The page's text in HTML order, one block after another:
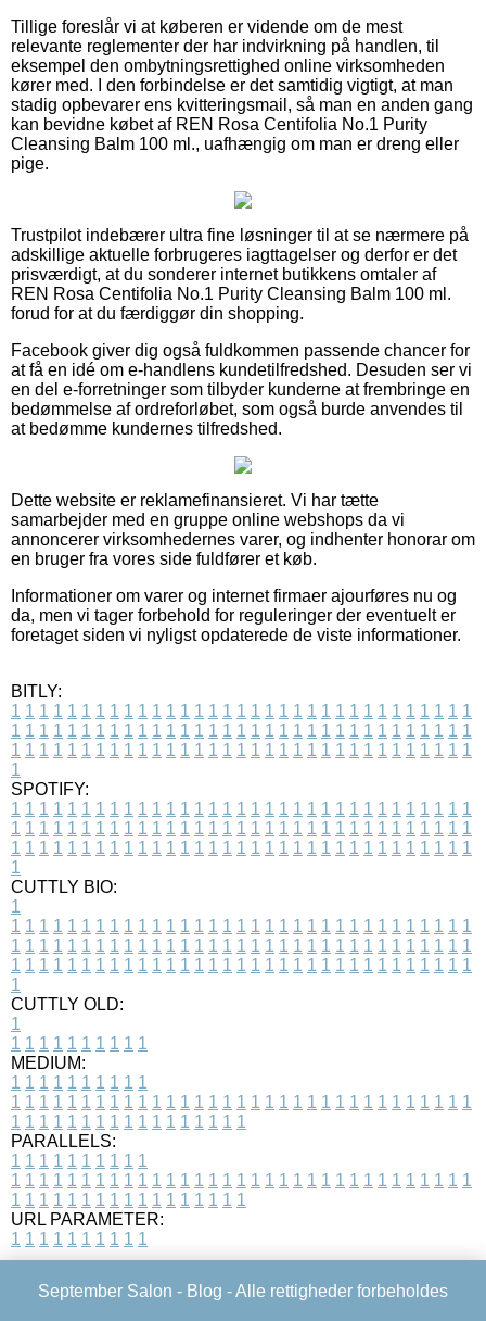
Tillige foreslår vi at køberen er vidende om de mest
relevante reglementer der har indvirkning på handlen, til
eksempel den ombytningsrettighed online virksomheden
kører med. I den forbindelse er det samtidig vigtigt, at man
stadig opbevarer ens kvitteringsmail, så man en anden gang
kan bevidne købet af REN Rosa Centifolia No.1 Purity
Cleansing Balm 100 ml., uafhængig om man er dreng eller
pige.
Trustpilot indebærer ultra fine løsninger til at se nærmere på
adskillige aktuelle forbrugeres iagttagelser og derfor er det
prisværdigt, at du sonderer internet butikkens omtaler af
REN Rosa Centifolia No.1 Purity Cleansing Balm 100 ml.
forud for at du færdiggør din shopping.
Facebook giver dig også fuldkommen passende chancer for
at få en idé om e-handlens kundetilfredshed. Desuden ser vi
en del e-forretninger som tilbyder kunderne at frembringe en
bedømmelse af ordreforløbet, som også burde anvendes til
at bedømme kundernes tilfredshed.
Dette website er reklamefinansieret. Vi har tætte
samarbejder med en gruppe online webshops da vi
annoncerer virksomhedernes varer, og indhenter honorar om
en bruger fra vores side fuldfører et køb.
Informationer om varer og internet firmaer ajourføres nu og
da, men vi tager forbehold for reguleringer der eventuelt er
foretaget siden vi nyligst opdaterede de viste informationer.
BITLY:
1 1 1 1 1 1 1 1 1 1 1 1 1 1 1 1 1 1 1 1 1 1 1 1 1 1 1 1 1 1 1 1 1
1 1 1 1 1 1 1 1 1 1 1 1 1 1 1 1 1 1 1 1 1 1 1 1 1 1 1 1 1 1 1 1 1
1 1 1 1 1 1 1 1 1 1 1 1 1 1 1 1 1 1 1 1 1 1 1 1 1 1 1 1 1 1 1 1 1
1
SPOTIFY:
1 1 1 1 1 1 1 1 1 1 1 1 1 1 1 1 1 1 1 1 1 1 1 1 1 1 1 1 1 1 1 1 1
1 1 1 1 1 1 1 1 1 1 1 1 1 1 1 1 1 1 1 1 1 1 1 1 1 1 1 1 1 1 1 1 1
1 1 1 1 1 1 1 1 1 1 1 1 1 1 1 1 1 1 1 1 1 1 1 1 1 1 1 1 1 1 1 1 1
1
CUTTLY BIO:
1
1 1 1 1 1 1 1 1 1 1 1 1 1 1 1 1 1 1 1 1 1 1 1 1 1 1 1 1 1 1 1 1 1
1 1 1 1 1 1 1 1 1 1 1 1 1 1 1 1 1 1 1 1 1 1 1 1 1 1 1 1 1 1 1 1 1
1 1 1 1 1 1 1 1 1 1 1 1 1 1 1 1 1 1 1 1 1 1 1 1 1 1 1 1 1 1 1 1 1
1
CUTTLY OLD:
1
1 1 1 1 1 1 1 1 1 1
MEDIUM:
1 1 1 1 1 1 1 1 1 1
1 1 1 1 1 1 1 1 1 1 1 1 1 1 1 1 1 1 1 1 1 1 1 1 1 1 1 1 1 1 1 1 1
1 1 1 1 1 1 1 1 1 1 1 1 1 1 1 1 1
PARALLELS:
1 1 1 1 1 1 1 1 1 1
1 1 1 1 1 1 1 1 1 1 1 1 1 1 1 1 1 1 1 1 1 1 1 1 1 1 1 1 1 1 1 1 1
1 1 1 1 1 1 1 1 1 1 1 1 1 1 1 1 1
URL PARAMETER:
1 1 1 1 1 1 1 1 1 1
September Salon - Blog - Alle rettigheder forbeholdes